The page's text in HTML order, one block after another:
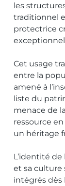
les
traditionnel
protectrice
exceptionnel
Cet usage
entre la
amené à
liste du
menace de
ressource
un héritage
L’identité de
et sa culture
intégrés